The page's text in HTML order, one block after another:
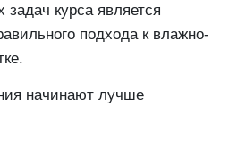
курса является
подхода к влажно-
начинают лучше